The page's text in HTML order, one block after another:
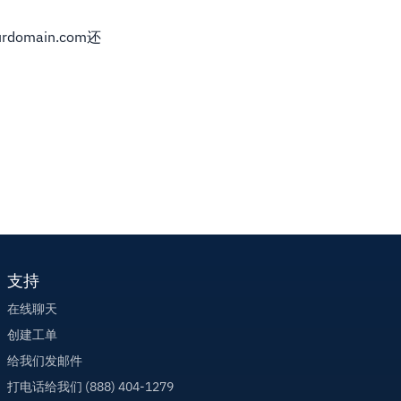
还
支持
在线聊天
创建工单
给我们发邮件
打电话给我们 (888) 404-1279